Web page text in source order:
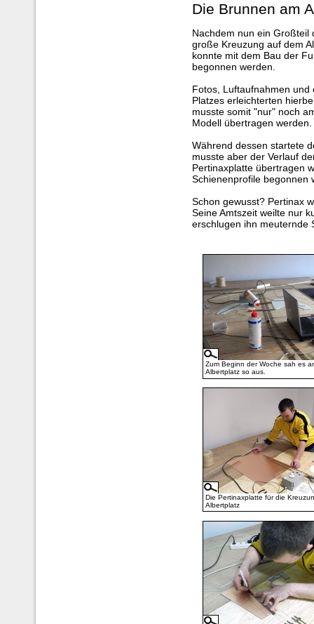
Die Brunnen am
Nachdem nun ein Großteil
große Kreuzung auf dem
konnte mit dem Bau der
begonnen werden.
Fotos, Luftaufnahmen
Platzes erleichterten
musste somit "nur" noch
Modell übertragen werden.
Während dessen startete
musste aber der Verlauf
Pertinaxplatte übertragen
Schienenprofile begonnen
Schon gewusst? Pertinax
Seine Amtszeit weilte nur
erschlugen ihn meuternde
Zum Beginn der Woche sah es
Albertplatz so aus.
Die Pertinaxplatte für die
Albertplatz